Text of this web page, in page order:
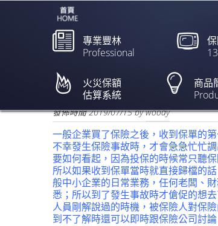
專業豐林
Professional
火災保額
估算系統
商品
欲閱讀全文請點上列新聞標題
發佈時間2019/07/15bywoody
一般企業買了保險之後，收到保單的
不幸發生保險事故時，才會急急忙忙
要如何看起，因為投保的時候常只聽
所以如果收到保單當時就直接歸檔的
般中小企業的日常業務，任何老闆、
悉；所以到了發生事故時才傖促的想
人員剛解說過的時機，被保險人對保
到不了解時還可以即時跟保險公司討